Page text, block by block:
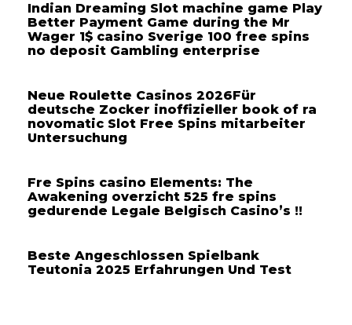
Indian Dreaming Slot machine game Play
Better Payment Game during the Mr
Wager 1$ casino Sverige 100 free spins
no deposit Gambling enterprise
Neue Roulette Casinos 2026Für
deutsche Zocker inoffizieller book of ra
novomatic Slot Free Spins mitarbeiter
Untersuchung
Fre Spins casino Elements: The
Awakening overzicht 525 fre spins
gedurende Legale Belgisch Casino’s !!
Beste Angeschlossen Spielbank
Teutonia 2025 Erfahrungen Und Test